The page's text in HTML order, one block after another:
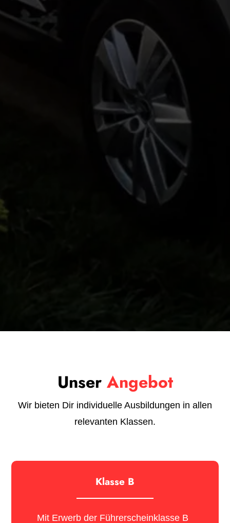
Unser Angebot
Wir bieten Dir individuelle Ausbildungen in allen
relevanten Klassen.
Klasse B
Mit Erwerb der Führerscheinklasse B